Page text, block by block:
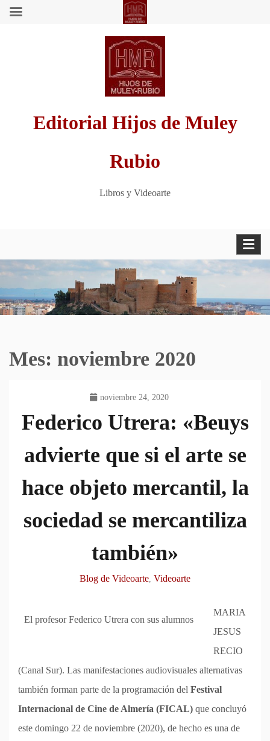
Editorial Hijos de Muley
Rubio
Libros y Videoarte
Mes: noviembre 2020
noviembre 24, 2020
Federico Utrera: «Beuys
advierte que si el arte se
hace objeto mercantil, la
sociedad se mercantiliza
también»
Blog de Videoarte Videoarte
El profesor Federico Utrera con sus alumnos
MARIA
JESUS
RECIO
(Canal Sur). Las manifestaciones audiovisuales alternativas
también forman parte de la programación del Festival
Internacional de Cine de Almería (FICAL) que concluyó
este domingo 22 de noviembre (2020), de hecho es una de